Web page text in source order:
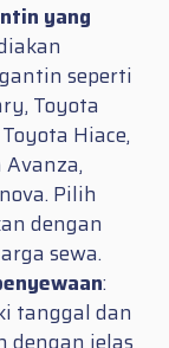
yang
seperti
Toyota
Hiace,
Pilih
dengan
sewa.
:
tanggal dan